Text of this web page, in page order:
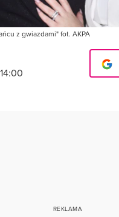
z gwiazdami" fot. AKPA